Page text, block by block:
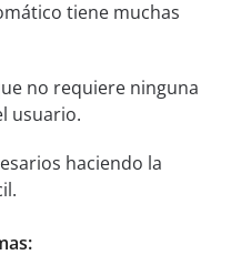
tiene muchas
no requiere ninguna
usuario.
haciendo la